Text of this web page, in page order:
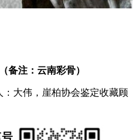
备注：云南彩骨）
：大伟，崖柏协会鉴定收藏顾